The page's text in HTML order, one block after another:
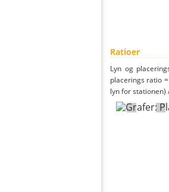
Ratioer
Lyn og
placerings ratio
lyn for stationen)